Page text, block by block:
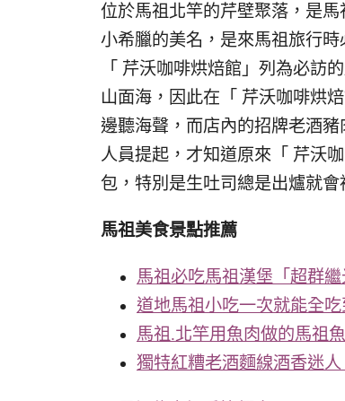
位於馬祖北竿的芹壁聚落，是
小希臘的美名，是來馬祖旅行
「 芹沃咖啡烘焙館」列為必訪
山面海，因此在「 芹沃咖啡烘
邊聽海聲，而店內的招牌老酒
人員提起，才知道原來「 芹沃
包，特別是生吐司總是出爐就會
馬祖美食景點推薦
馬祖必吃馬祖漢堡「超群繼
道地馬祖小吃一次就能全
馬祖.北竿用魚肉做的馬祖
獨特紅糟老酒麵線酒香迷人